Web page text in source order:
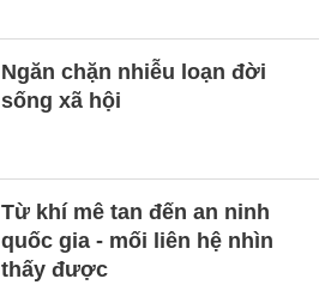
Ngăn chặn nhiễu loạn đời
sống xã hội
Từ khí mê tan đến an ninh
quốc gia - mối liên hệ nhìn
thấy được